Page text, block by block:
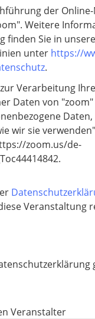
der
Weitere
finden Sie in
unter https://
.
Verarbeitung
Daten von
wir sie
zoom.us/de-
Veranstaltung
Veranstalter